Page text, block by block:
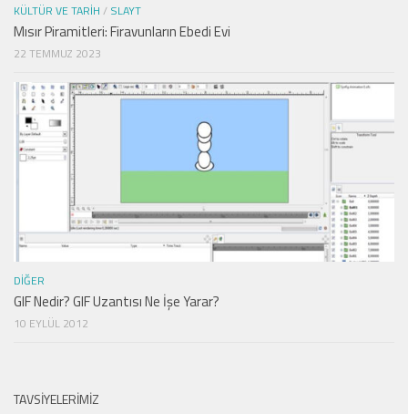
KÜLTÜR VE TARIH / SLAYT
Mısır Piramitleri: Firavunların Ebedi Evi
22 TEMMUZ 2023
DIĞER
GIF Nedir? GIF Uzantısı Ne İşe Yarar?
10 EYLÜL 2012
TAVSIYELERIMIZ